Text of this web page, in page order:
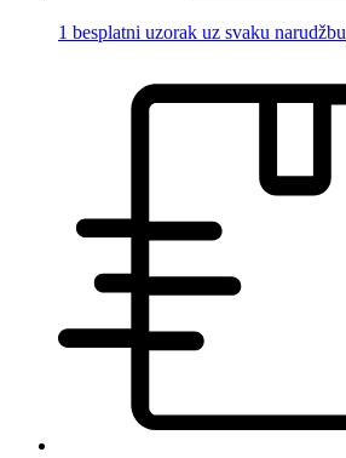
1 besplatni uzorak uz svaku narudžbu